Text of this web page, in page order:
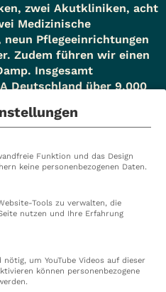
zwei Akutkliniken, acht
Medizinische
neun Pflegeeinrichtungen
Zudem führen wir einen
Insgesamt
Deutschland über 9.000
Ambulant
Karriere
Funktion und das Design
keine personenbezogenen Daten.
Tools zu verwalten, die
nutzen und Ihre Erfahrung
um YouTube Videos auf dieser
können personenbezogene